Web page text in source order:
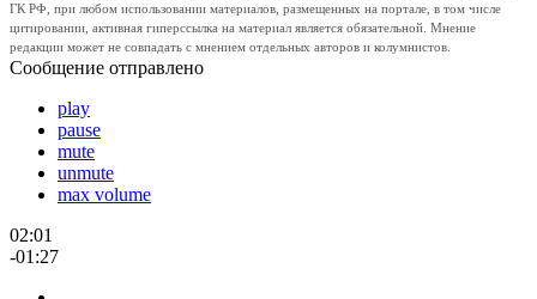
ГК РФ, при любом использовании материалов, размещенных на портале, в том числе
цитировании, активная гиперссылка на материал является обязательной. Мнение
редакции может не совпадать с мнением отдельных авторов и колумнистов.
Сообщение отправлено
play
pause
mute
unmute
max volume
02:01
-01:27